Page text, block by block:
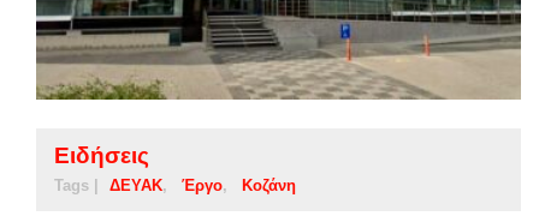
Ειδήσεις
Tags | ΔΕΥΑΚ Έργο Κοζάνη